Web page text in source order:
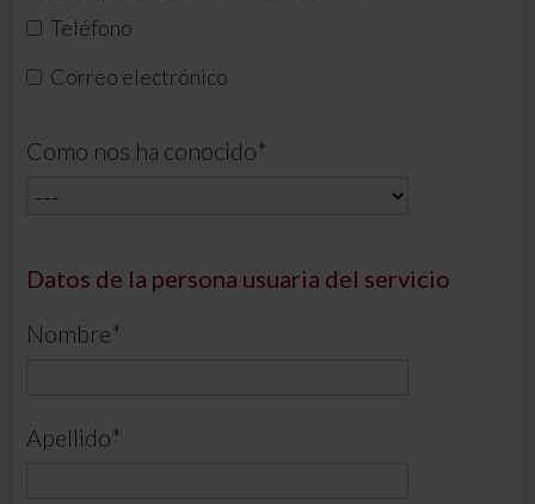
Teléfono
Correo electrónico
Como nos ha conocido*
Datos de la persona usuaria del servicio
Nombre*
Apellido*